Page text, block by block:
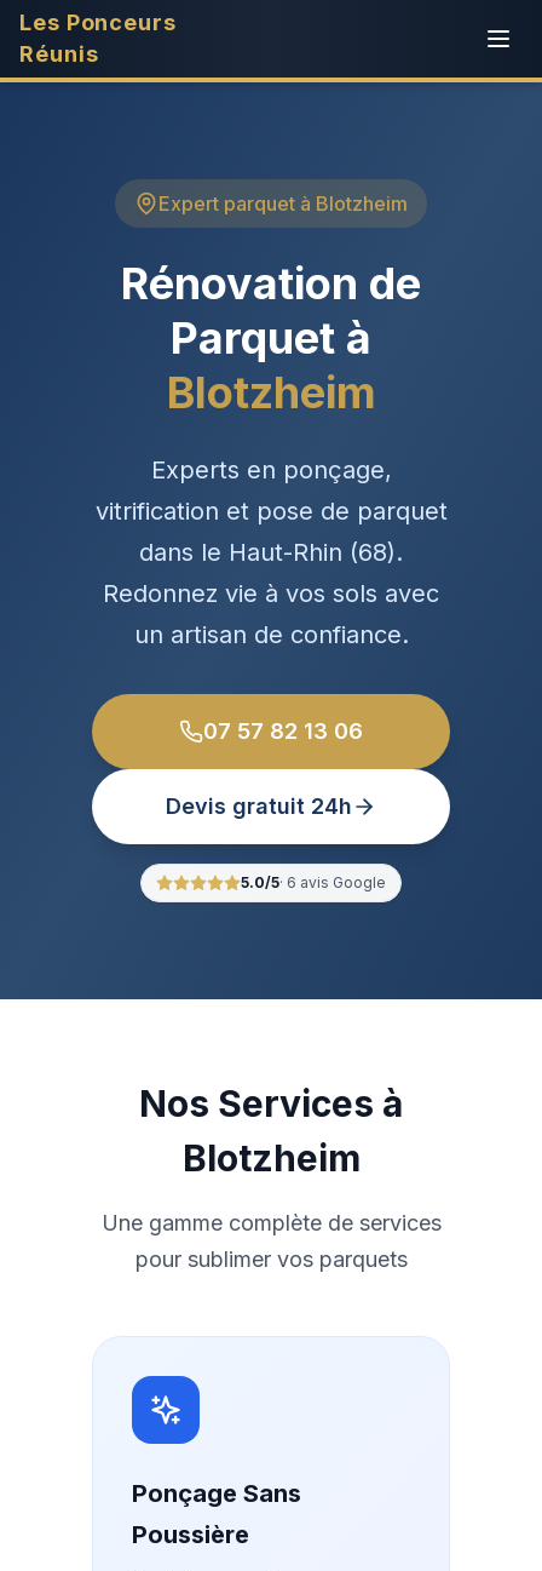
Les Ponceurs
Réunis
Expert parquet à Blotzheim
Rénovation de
Parquet à
Blotzheim
Experts en ponçage,
vitrification et pose de parquet
dans le Haut-Rhin (68).
Redonnez vie à vos sols avec
un artisan de confiance.
07 57 82 13 06
Devis gratuit 24h
5.0/5· 6 avis Google
Nos Services à
Blotzheim
Une gamme complète de services
pour sublimer vos parquets
Ponçage Sans
Poussière